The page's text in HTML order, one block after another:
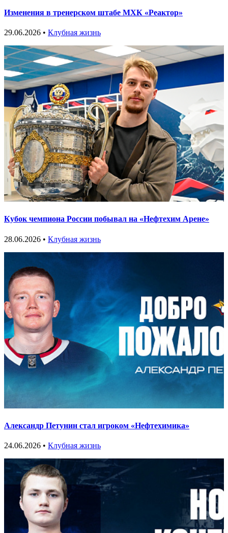
Изменения в тренерском штабе МХК «Реактор»
29.06.2026 • Клубная жизнь
Кубок чемпиона России побывал на «Нефтехим Арене»
28.06.2026 • Клубная жизнь
Александр Петунин стал игроком «Нефтехимика»
24.06.2026 • Клубная жизнь